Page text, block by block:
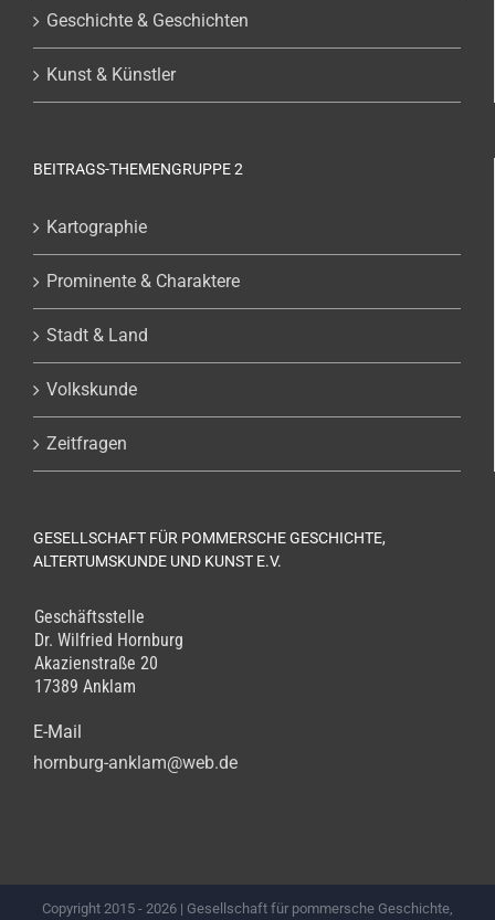
Geschichte & Geschichten
Kunst & Künstler
BEITRAGS-THEMENGRUPPE 2
Kartographie
Prominente & Charaktere
Stadt & Land
Volkskunde
Zeitfragen
GESELLSCHAFT FÜR POMMERSCHE GESCHICHTE,
ALTERTUMSKUNDE UND KUNST E.V.
Geschäftsstelle
Dr. Wilfried Hornburg
Akazienstraße 20
17389 Anklam
E-Mail
hornburg-anklam@web.de
Copyright 2015 - 2026 | Gesellschaft für pommersche Geschichte,